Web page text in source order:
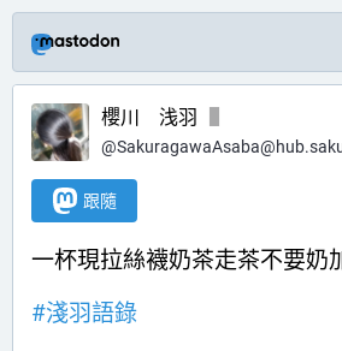
櫻川 浅羽
@
跟隨
一杯現拉絲襪奶茶走茶不要奶
#淺羽語錄